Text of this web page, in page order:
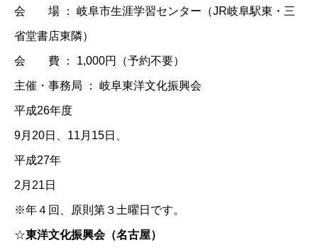
会 場 ： 岐阜市生涯学習センター（JR岐阜駅東・三
省堂書店東隣）
会 費 ： 1,000円（予約不要）
主催・事務局 ： 岐阜東洋文化振興会
平成26年度
9月20日、11月15日、
平成27年
2月21日
※年４回、原則第３土曜日です。
☆東洋文化振興会（名古屋）